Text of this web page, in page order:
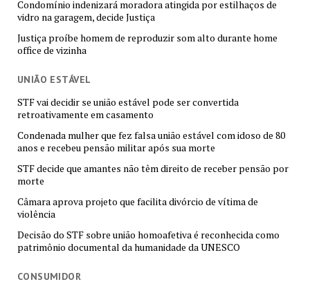
Condomínio indenizará moradora atingida por estilhaços de
vidro na garagem, decide Justiça
Justiça proíbe homem de reproduzir som alto durante home
office de vizinha
UNIÃO ESTÁVEL
STF vai decidir se união estável pode ser convertida
retroativamente em casamento
Condenada mulher que fez falsa união estável com idoso de 80
anos e recebeu pensão militar após sua morte
STF decide que amantes não têm direito de receber pensão por
morte
Câmara aprova projeto que facilita divórcio de vítima de
violência
Decisão do STF sobre união homoafetiva é reconhecida como
patrimônio documental da humanidade da UNESCO
CONSUMIDOR